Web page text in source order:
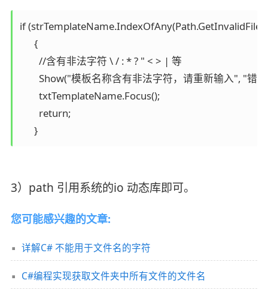
if
      {
        //含有非法字符 \ / : * ? " < > | 等
Show("模板名称含有非法字符，请重新输入", "错误
        txtTemplateName.Focus();
        return;
      }
3）path 引用系统的io 动态库即可。
您可能感兴趣的文章:
详解C# 不能用于文件名的字符
C#编程实现获取文件夹中所有文件的文件名